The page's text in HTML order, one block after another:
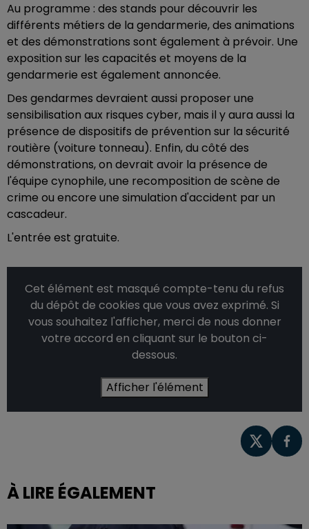
Au programme : des stands pour découvrir les
différents métiers de la gendarmerie, des animations
et des démonstrations sont également à prévoir. Une
exposition sur les capacités et moyens de la
gendarmerie est également annoncée.
Des gendarmes devraient aussi proposer une
sensibilisation aux risques cyber, mais il y aura aussi la
présence de dispositifs de prévention sur la sécurité
routière (voiture tonneau). Enfin, du côté des
démonstrations, on devrait avoir la présence de
l'équipe cynophile, une recomposition de scène de
crime ou encore une simulation d'accident par un
cascadeur.
L'entrée est gratuite.
Cet élément est masqué compte-tenu du refus
du dépôt de cookies que vous avez exprimé. Si
vous souhaitez l'afficher, merci de nous donner
votre accord en cliquant sur le bouton ci-
dessous.
Afficher l'élément
À LIRE ÉGALEMENT